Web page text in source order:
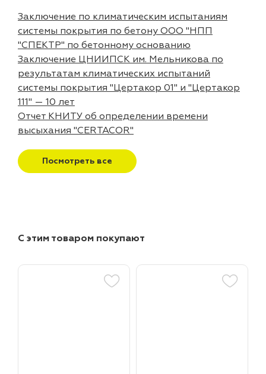
Заключение по климатическим испытаниям
системы покрытия по бетону ООО "НПП
"СПЕКТР" по бетонному основанию
Заключение ЦНИИПСК им. Мельникова по
результатам климатических испытаний
системы покрытия "Цертакор 01" и "Цертакор
111" — 10 лет
Отчет КНИТУ об определении времени
высыхания "CERTACOR"
Посмотреть все
С этим товаром покупают